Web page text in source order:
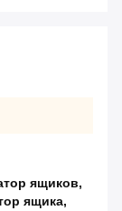
ящиков,
ящика,